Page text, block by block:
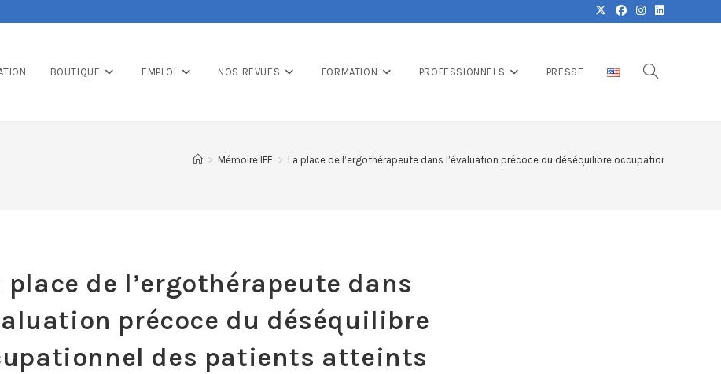
BOUTIQUE EMPLOI NOS REVUES FORMATION PROFESSIONNELS PRESSE
> Mémoire IFE > La place de l’ergothérapeute dans l’évaluation précoce du déséquilibre occupationnel des
place de l’ergothérapeute dans
précoce du déséquilibre
des patients atteints